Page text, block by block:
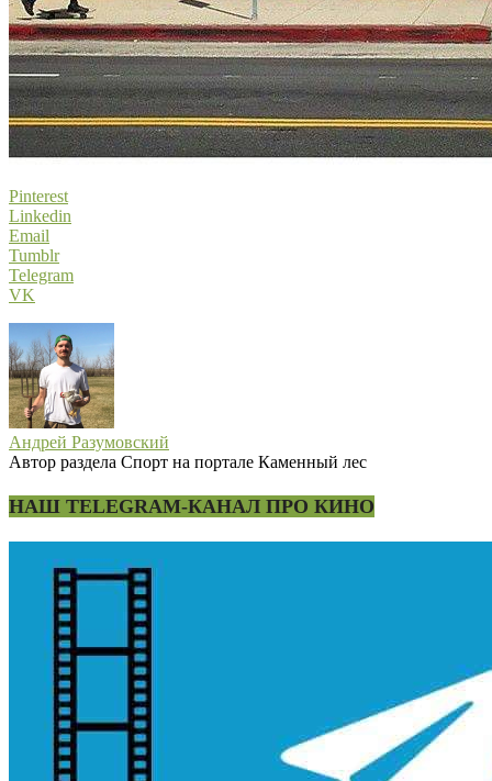
Pinterest
Linkedin
Email
Tumblr
Telegram
VK
Андрей Разумовский
Автор раздела Спорт на портале Каменный лес
НАШ TELEGRAM-КАНАЛ ПРО КИНО